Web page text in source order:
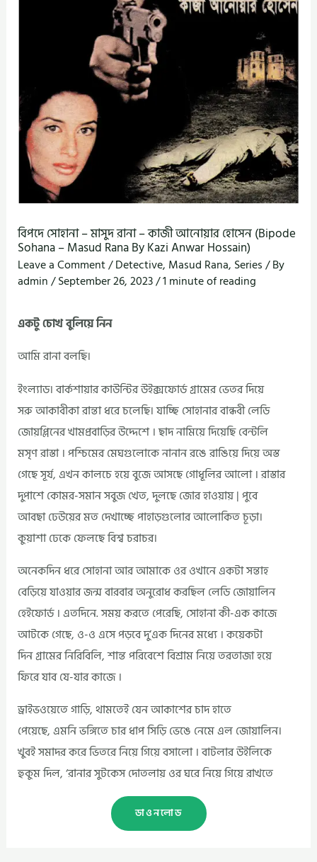
বিপদে সোহানা – মাসুদ রানা – কাজী আনোয়ার হোসেন (Bipode
Sohana – Masud Rana By Kazi Anwar Hossain)
Leave a Comment/Detective, Masud Rana, Series/ By
admin/September 26, 2023/1 minute of reading
একটু চোখ বুলিয়ে নিন
আমি রানা বলছি।
ইংল্যাড। বার্কশায়ার কাউন্টির উইক্সফোর্ড গ্রামের ভেতর দিয়ে
সরু আকাবীকা রান্তা ধরে চলেছি। যাচ্ছি সোহানার বান্ধবী লেডি
জোয়প্লিনের খামপ্রবাড়ির উদ্দেশে । ছাদ নামিয়ে দিয়েছি বেন্টলি
মসৃণ রাস্তা । পশ্চিমের মেঘগুলোকে নানান রঙে রাঙিয়ে দিয়ে অস্ত
গেছে সূর্য, এখন কালচে হয়ে বুজে আসছে গোধূলির আলো । রাস্তার
দুপাশে কোমর-সমান সবুজ খেত, দুলছে জোর হাওয়ায় | পুবে
আবছা ঢেউয়ের মত দেখাচ্ছে পাহাড়গুলোর আলোকিত চূড়া।
কুয়াশা ঢেকে ফেলছে বিশ্ব চরাচর।
অনেকদিন ধরে সোহানা আর আমাকে ওর ওখানে একটা সন্তাহ
বেড়িয়ে যাওয়ার জন্ম বারবার অনুরোধ করছিল লেডি জোয়ালিন
হেইফোর্ড । এতদিনে. সময় করতে পেরেছি, সোহানা কী-এক কাজে
আটকে গেছে, ও-ও এসে পড়বে দু’এক দিনের মধ্যে । কয়েকটা
দিন গ্রামের নিরিবিলি, শান্ত পরিবেশে বিশ্রাম নিয়ে তরতাজা হয়ে
ফিরে যাব যে-যার কাজে ।
ড্রাইভওয়েতে গাড়ি, থামতেই যেন আকাশের চাদ হাতে
পেয়েছে, এমনি ভঙ্গিতে চার ধাপ সিড়ি ভেঙে নেমে এল জোয়ালিন।
খুবই সমাদর করে ভিতরে নিয়ে গিয়ে বসালো । বাটলার উইলিকে
হুকুম দিল, ‘রানার সুটকেস দোতলায় ওর ঘরে নিয়ে গিয়ে রাখতে
ডাওনলোড